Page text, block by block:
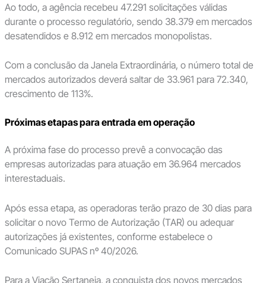
Ao todo, a agência recebeu 47.291 solicitações válidas
durante o processo regulatório, sendo 38.379 em mercados
desatendidos e 8.912 em mercados monopolistas.
Com a conclusão da Janela Extraordinária, o número total de
mercados autorizados deverá saltar de 33.961 para 72.340,
crescimento de 113%.
Próximas etapas para entrada em operação
A próxima fase do processo prevê a convocação das
empresas autorizadas para atuação em 36.964 mercados
interestaduais.
Após essa etapa, as operadoras terão prazo de 30 dias para
solicitar o novo Termo de Autorização (TAR) ou adequar
autorizações já existentes, conforme estabelece o
Comunicado SUPAS nº 40/2026.
Para a Viação Sertaneja, a conquista dos novos mercados